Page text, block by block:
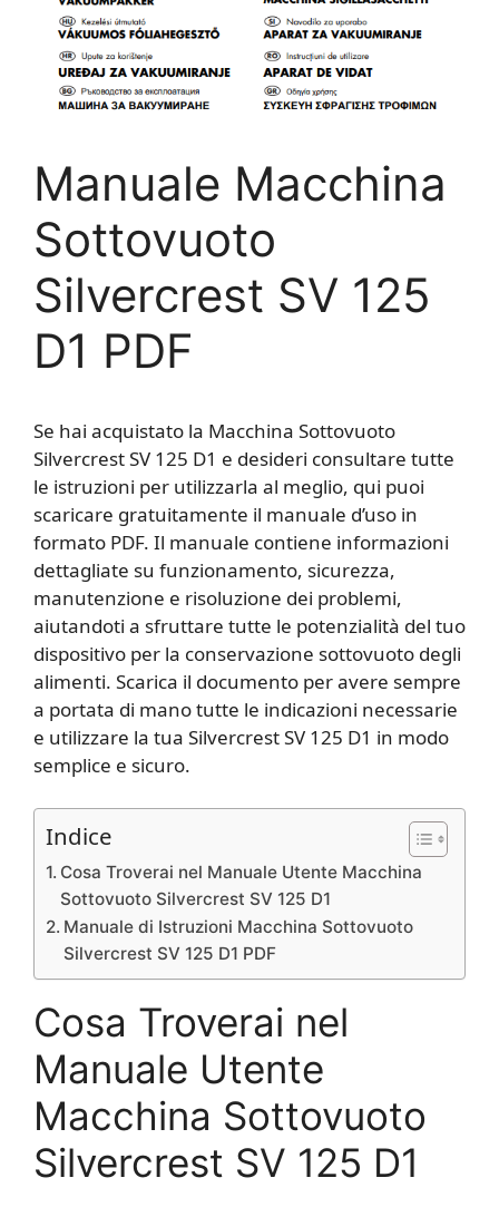
Manuale Macchina
Sottovuoto
Silvercrest SV 125
D1 PDF
Se hai acquistato la Macchina Sottovuoto
Silvercrest SV 125 D1 e desideri consultare tutte
le istruzioni per utilizzarla al meglio, qui puoi
scaricare gratuitamente il manuale d’uso in
formato PDF. Il manuale contiene informazioni
dettagliate su funzionamento, sicurezza,
manutenzione e risoluzione dei problemi,
aiutandoti a sfruttare tutte le potenzialità del tuo
dispositivo per la conservazione sottovuoto degli
alimenti. Scarica il documento per avere sempre
a portata di mano tutte le indicazioni necessarie
e utilizzare la tua Silvercrest SV 125 D1 in modo
semplice e sicuro.
Indice
Cosa Troverai nel Manuale Utente Macchina
Sottovuoto Silvercrest SV 125 D1
Manuale di Istruzioni Macchina Sottovuoto
Silvercrest SV 125 D1 PDF
Cosa Troverai nel
Manuale Utente
Macchina Sottovuoto
Silvercrest SV 125 D1